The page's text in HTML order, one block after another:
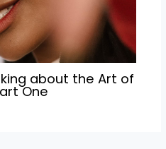
about the Art of
One